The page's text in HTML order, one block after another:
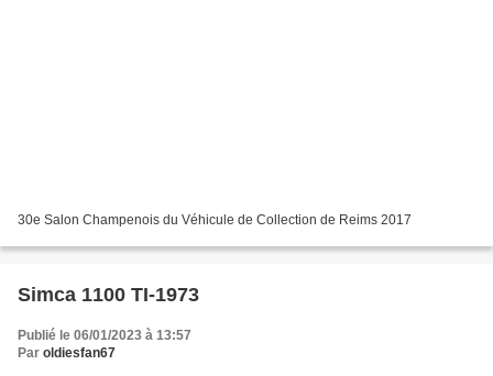
30e Salon Champenois du Véhicule de Collection de Reims 2017
Simca 1100 TI-1973
Publié le 06/01/2023 à 13:57
Par oldiesfan67